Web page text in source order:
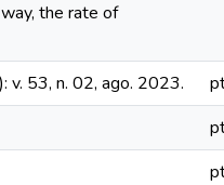
the rate of
v. 53, n. 02, ago. 2023.